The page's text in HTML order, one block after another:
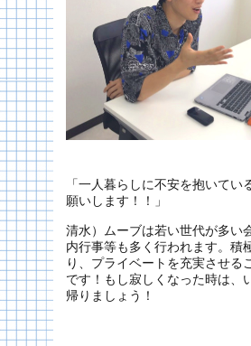
「一人暮らしに不安を抱いてい
願いします！！」
清水）ムーブは若い世代が多い
内行事等も多く行われます。積
り、プライベートを充実させる
です！もし寂しくなった時は、
帰りましょう！